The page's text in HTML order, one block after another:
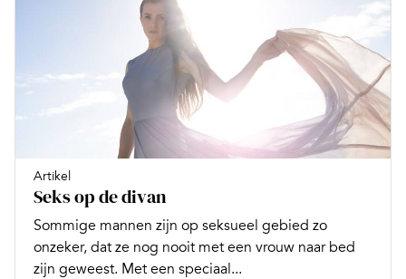
Artikel
Seks op de divan
Sommige mannen zijn op seksueel gebied zo
onzeker, dat ze nog nooit met een vrouw naar bed
zijn geweest. Met een speciaal...